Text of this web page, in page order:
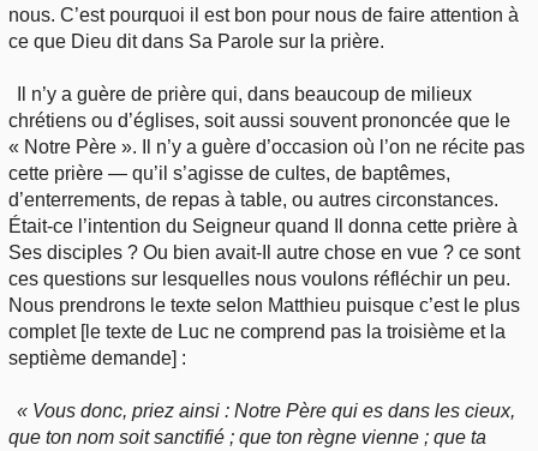
nous. C’est pourquoi il est bon pour nous de faire attention à
ce que Dieu dit dans Sa Parole sur la prière.
Il n’y a guère de prière qui, dans beaucoup de milieux
chrétiens ou d’églises, soit aussi souvent prononcée que le
« Notre Père ». Il n’y a guère d’occasion où l’on ne récite pas
cette prière — qu’il s’agisse de cultes, de baptêmes,
d’enterrements, de repas à table, ou autres circonstances.
Était-ce l’intention du Seigneur quand Il donna cette prière à
Ses disciples ? Ou bien avait-Il autre chose en vue ? ce sont
ces questions sur lesquelles nous voulons réfléchir un peu.
Nous prendrons le texte selon Matthieu puisque c’est le plus
complet [le texte de Luc ne comprend pas la troisième et la
septième demande] :
« Vous donc, priez ainsi : Notre Père qui es dans les cieux,
que ton nom soit sanctifié ; que ton règne vienne ; que ta